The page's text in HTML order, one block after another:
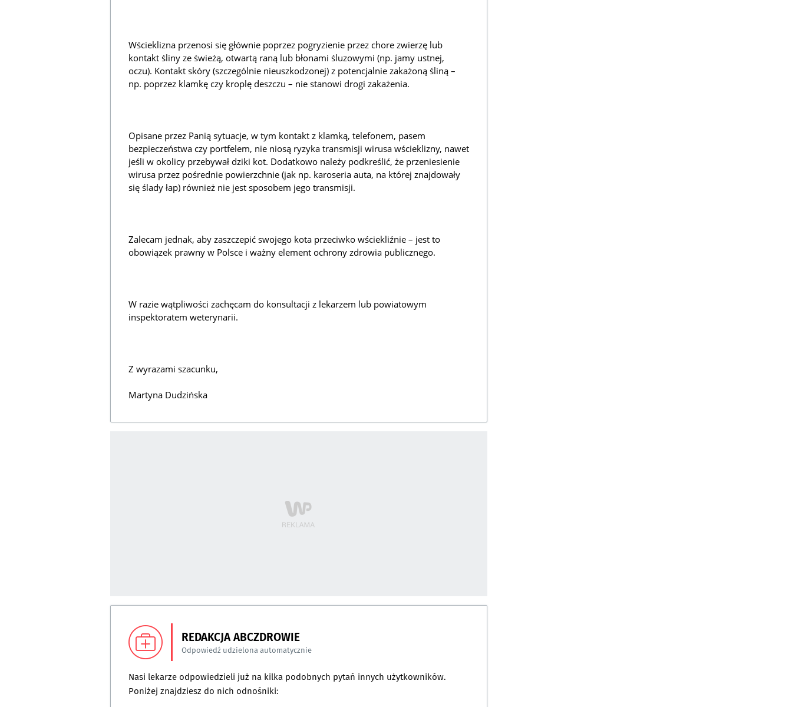
Wścieklizna przenosi się głównie poprzez pogryzienie przez chore zwierzę lub
kontakt śliny ze świeżą, otwartą raną lub błonami śluzowymi (np. jamy ustnej,
oczu). Kontakt skóry (szczególnie nieuszkodzonej) z potencjalnie zakażoną śliną –
np. poprzez klamkę czy kroplę deszczu – nie stanowi drogi zakażenia.
Opisane przez Panią sytuacje, w tym kontakt z klamką, telefonem, pasem
bezpieczeństwa czy portfelem, nie niosą ryzyka transmisji wirusa wścieklizny, nawet
jeśli w okolicy przebywał dziki kot. Dodatkowo należy podkreślić, że przeniesienie
wirusa przez pośrednie powierzchnie (jak np. karoseria auta, na której znajdowały
się ślady łap) również nie jest sposobem jego transmisji.
Zalecam jednak, aby zaszczepić swojego kota przeciwko wściekliźnie – jest to
obowiązek prawny w Polsce i ważny element ochrony zdrowia publicznego.
W razie wątpliwości zachęcam do konsultacji z lekarzem lub powiatowym
inspektoratem weterynarii.
Z wyrazami szacunku,
Martyna Dudzińska
REDAKCJA ABCZDROWIE
Odpowiedź udzielona automatycznie
Nasi lekarze odpowiedzieli już na kilka podobnych pytań innych użytkowników.
Poniżej znajdziesz do nich odnośniki: